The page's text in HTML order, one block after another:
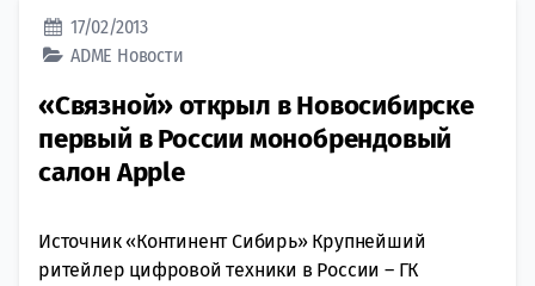
17/02/2013
ADME Новости
«Связной» открыл в Новосибирске
первый в России монобрендовый
салон Apple
Источник «Континент Сибирь» Крупнейший
ритейлер цифровой техники в России – ГК